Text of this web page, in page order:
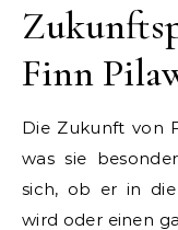
Finn
Die Zukunft von
was sie
sich, ob er in die
wird oder einen